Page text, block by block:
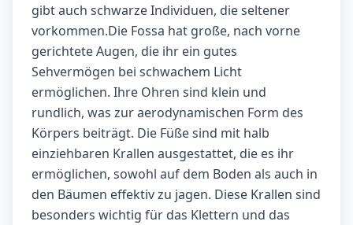
gibt auch schwarze Individuen, die seltener
vorkommen.Die Fossa hat große, nach vorne
gerichtete Augen, die ihr ein gutes
Sehvermögen bei schwachem Licht
ermöglichen. Ihre Ohren sind klein und
rundlich, was zur aerodynamischen Form des
Körpers beiträgt. Die Füße sind mit halb
einziehbaren Krallen ausgestattet, die es ihr
ermöglichen, sowohl auf dem Boden als auch in
den Bäumen effektiv zu jagen. Diese Krallen sind
besonders wichtig für das Klettern und das